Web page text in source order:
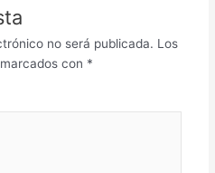
no será publicada. Los
con *